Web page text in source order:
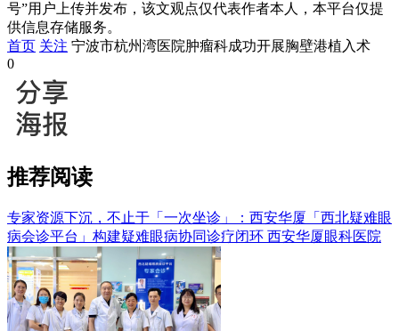
号”用户上传并发布，该文观点仅代表作者本人，本平台仅提
供信息存储服务。
首页 关注 宁波市杭州湾医院肿瘤科成功开展胸壁港植入术
0
推荐阅读
专家资源下沉，不止于「一次坐诊」：西安华厦「西北疑难眼
病会诊平台」构建疑难眼病协同诊疗闭环 西安华厦眼科医院